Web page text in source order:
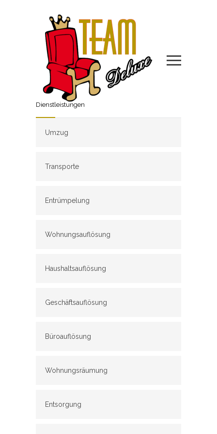
Dienstleistungen
Umzug
Transporte
Entrümpelung
Wohnungsauflösung
Haushaltsauflösung
Geschäftsauflösung
Büroauflösung
Wohnungsräumung
Entsorgung